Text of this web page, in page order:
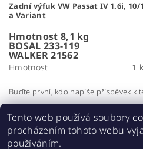
Zadní výfuk VW Passat IV 1.6i, 10/
a Variant
Hmotnost 8,1 kg
BOSAL 233-119
WALKER 21562
Hmotnost 1
Buďte první, kdo napíše příspěvek k
Přidat komentář
Tento web používá soubory
procházením tohoto webu
používáním.